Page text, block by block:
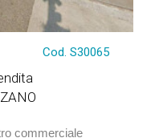
Cod. S30065
commerciale